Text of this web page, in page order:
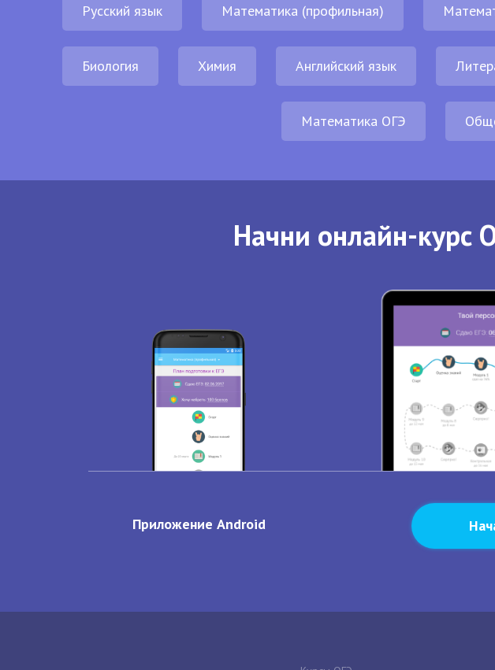
Русский язык Математика (профильная)
Биология Химия Английский язык
Математика ОГЭ
Начни онлайн-курс
Приложение Android